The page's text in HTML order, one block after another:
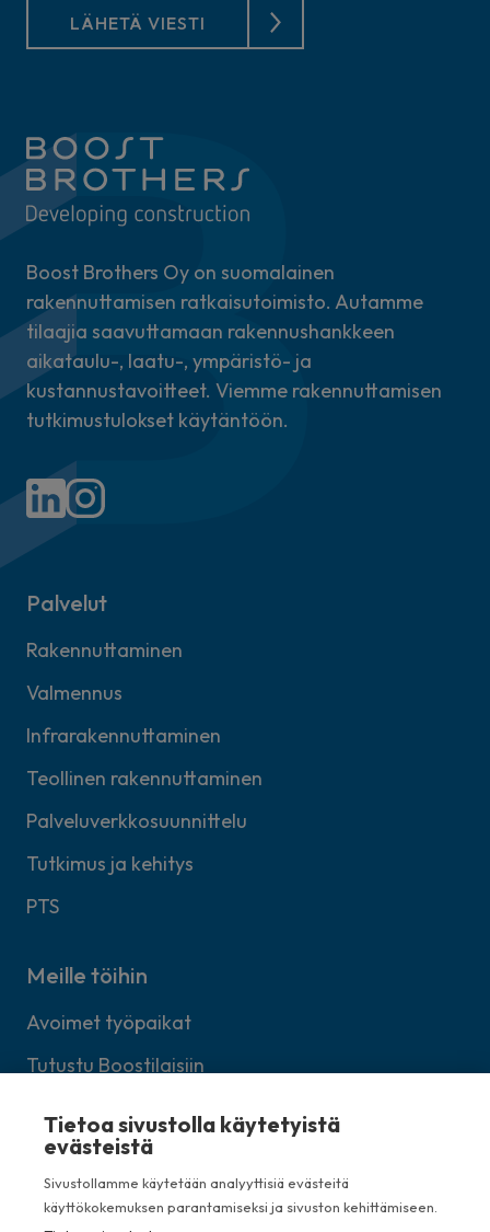
Boost Brothers Oy on suomalainen
rakennuttamisen ratkaisutoimisto. Autamme
tilaajia saavuttamaan rakennushankkeen
aikataulu-, laatu-, ympäristö- ja
kustannustavoitteet. Viemme rakennuttamisen
tutkimustulokset käytäntöön.
Palvelut
Rakennuttaminen
Valmennus
Infrarakennuttaminen
Teollinen rakennuttaminen
Palveluverkkosuunnittelu
Tutkimus ja kehitys
PTS
Meille töihin
Avoimet työpaikat
Tutustu Boostilaisiin
LÄHETÄ VIESTI
Tietoa sivustolla käytetyistä
evästeistä
Sivustollamme käytetään analyyttisiä evästeitä
käyttökokemuksen parantamiseksi ja sivuston kehittämiseen.